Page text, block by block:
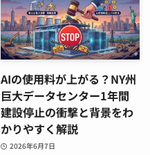
AIの使用料が上がる？NY州
巨大データセンター1年間
建設停止の衝撃と背景をわ
かりやすく解説
2026年6月7日